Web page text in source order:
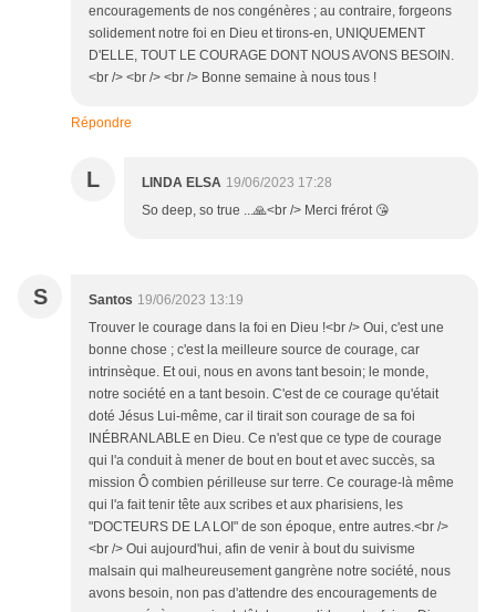
encouragements de nos congénères ; au contraire, forgeons
solidement notre foi en Dieu et tirons-en, UNIQUEMENT
D'ELLE, TOUT LE COURAGE DONT NOUS AVONS BESOIN.
<br /> <br /> <br /> Bonne semaine à nous tous !
Répondre
L LINDA ELSA 19/06/2023 17:28
So deep, so true ...🙏<br /> Merci frérot 😘
S Santos 19/06/2023 13:19
Trouver le courage dans la foi en Dieu !<br /> Oui, c'est une
bonne chose ; c'est la meilleure source de courage, car
intrinsèque. Et oui, nous en avons tant besoin; le monde,
notre société en a tant besoin. C'est de ce courage qu'était
doté Jésus Lui-même, car il tirait son courage de sa foi
INÉBRANLABLE en Dieu. Ce n'est que ce type de courage
qui l'a conduit à mener de bout en bout et avec succès, sa
mission Ô combien périlleuse sur terre. Ce courage-là même
qui l'a fait tenir tête aux scribes et aux pharisiens, les
"DOCTEURS DE LA LOI" de son époque, entre autres.<br />
<br /> Oui aujourd'hui, afin de venir à bout du suivisme
malsain qui malheureusement gangrène notre société, nous
avons besoin, non pas d'attendre des encouragements de